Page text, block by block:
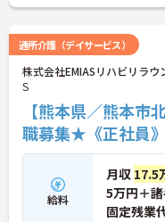
通所介護（デイサービス）
株式会社EMIASリハビリラウ
S
【熊本県／熊本
職募集★《正社員》
給料
月収 17.5
5万円＋
固定残業